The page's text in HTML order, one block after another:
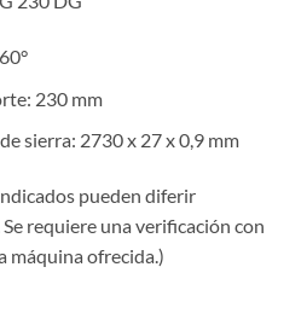
230 mm
sierra: 2730 x 27 x 0,9 mm
pueden diferir
requiere una verificación con
máquina ofrecida.)